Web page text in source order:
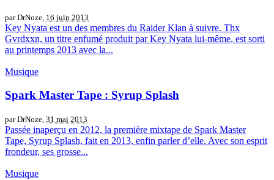
par DrNoze, 16 juin 2013
Key Nyata est un des membres du Raider Klan à suivre. Thx
Gvrdxxn, un titre enfumé produit par Key Nyata lui-même, est sorti
au printemps 2013 avec la...
Musique
Spark Master Tape : Syrup Splash
par DrNoze, 31 mai 2013
Passée inaperçu en 2012, la première mixtape de Spark Master
Tape, Syrup Splash, fait en 2013, enfin parler d’elle. Avec son esprit
frondeur, ses grosse...
Musique